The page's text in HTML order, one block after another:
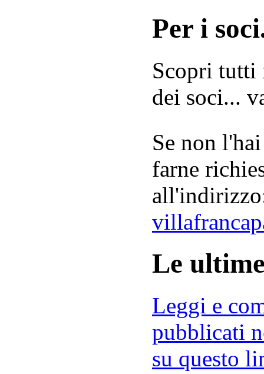
Per i
Scopri tutti
dei soci...
Se non
farne
Le
Leggi e
pubblicati
su questo